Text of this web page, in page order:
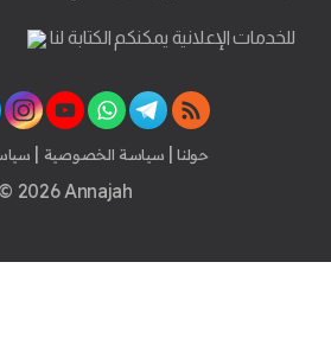
للخدمات الإعلانية يمكنكم الكتابة لنا
حولنا | سياسة الخصوصية |
© 2026 Annajah